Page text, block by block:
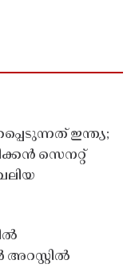
ഇന്ത്യ;
സെനറ്റ്